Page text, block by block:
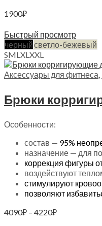
1900₽
Быстрый просмотр
черныйсветло-бежевый
SML XL XXL
Аксессуары для фитнеса
Особенности:
состав — 95%
назначение — для
коррекция фигуры
воздействуют
стимулируют
позволяют
4090₽ – 4220₽Диапазон